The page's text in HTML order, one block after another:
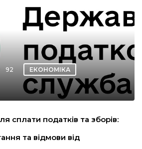
92 ЕКОНОМІКА
сплати податків та зборів:
та відмови від